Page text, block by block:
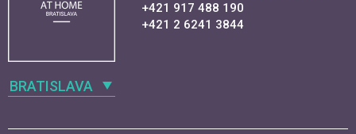
BRATISLAVA
+421 917 488 190
+421 2 6241 3844